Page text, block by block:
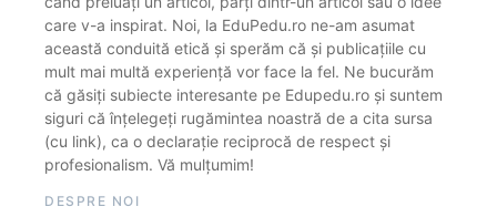
care v-a inspirat. Noi, la EduPedu.ro ne-am asumat
această conduită etică și sperăm că și publicațiile cu
mult mai multă experiență vor face la fel. Ne bucurăm
că găsiți subiecte interesante pe Edupedu.ro și suntem
siguri că înțelegeți rugămintea noastră de a cita sursa
(cu link), ca o declarație reciprocă de respect și
profesionalism. Vă mulțumim!
DESPRE NOI